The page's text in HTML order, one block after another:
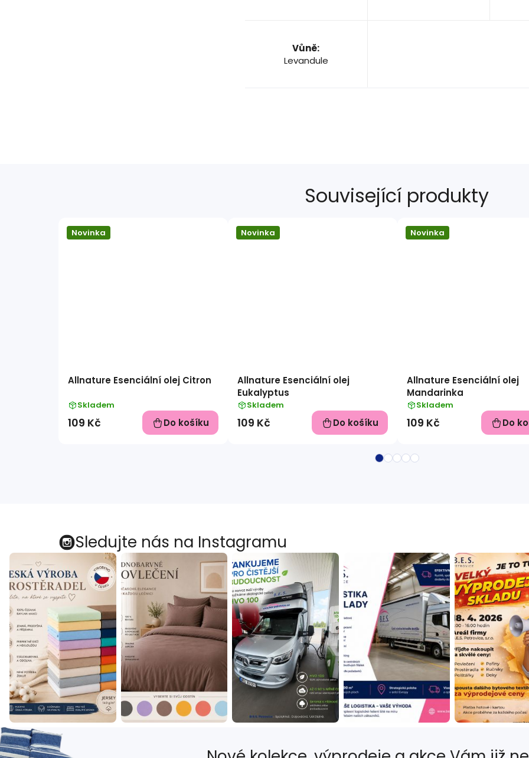
Vůně:
Levandule
Související produkty
Novinka
Allnature Esenciální olej Citron
Skladem
109 Kč Do košíku
Novinka
Allnature Esenciální olej
Eukalyptus
Skladem
109 Kč Do košíku
Novinka
Allnature Esenciální olej
Mandarinka
Skladem
109 Kč Do
Sledujte nás na Instagramu